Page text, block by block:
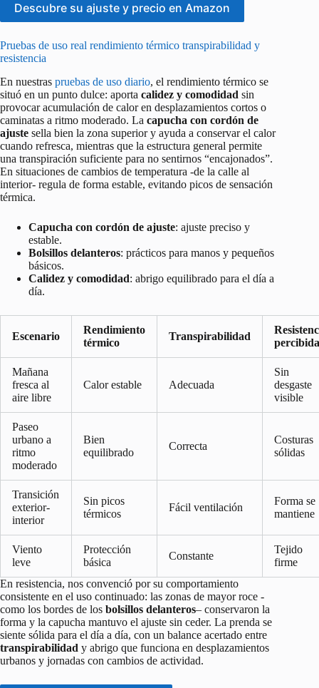
Descubre su ajuste y precio en Amazon
Pruebas de uso real rendimiento térmico transpirabilidad y
resistencia
En nuestras pruebas de uso diario, el rendimiento térmico se
situó en un punto dulce: aporta calidez y comodidad sin
provocar acumulación de calor en desplazamientos cortos o
caminatas a ritmo moderado. La capucha con cordón de
ajuste sella bien la zona superior y ayuda a conservar el calor
cuando refresca, mientras que la estructura general permite
una transpiración suficiente para no sentirnos “encajonados”.
En situaciones de cambios de temperatura -de la calle al
interior- regula de forma estable, evitando picos de sensación
térmica.
Capucha con cordón de ajuste: ajuste preciso y
estable.
Bolsillos delanteros: prácticos para manos y pequeños
básicos.
Calidez y comodidad: abrigo equilibrado para el día a
día.
Escenario
Rendimiento
térmico
Transpirabilidad
percibida
Mañana
fresca al
aire libre
Calor estable Adecuada
Sin
desgaste
visible
Paseo
urbano a
ritmo
moderado
Bien
equilibrado
Correcta
Costuras
sólidas
Transición
exterior-
interior
Sin picos
térmicos
Fácil ventilación
Forma se
mantiene
Viento
leve
Protección
básica
Constante
Tejido
firme
En resistencia, nos convenció por su comportamiento
consistente en el uso continuado: las zonas de mayor roce -
como los bordes de los bolsillos delanteros– conservaron la
forma y la capucha mantuvo el ajuste sin ceder. La prenda se
siente sólida para el día a día, con un balance acertado entre
transpirabilidad y abrigo que funciona en desplazamientos
urbanos y jornadas con cambios de actividad.